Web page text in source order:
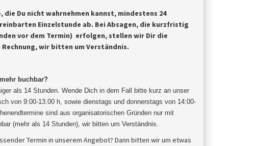
die Du nicht wahrnehmen kannst, mindestens 24
Einzelstunde ab. Bei Absagen, die kurzfristig
vor dem Termin) erfolgen, stellen wir Dir die
Rechnung, wir bitten um Verständnis.
buchbar?
als 14 Stunden. Wende Dich in dem Fall bitte kurz an unser
von 9:00-13.00 h, sowie dienstags und donnerstags von 14:00-
sind aus organisatorischen Gründen nur mit
(mehr als 14 Stunden), wir bitten um Verständnis.
Termin in unserem Angebot? Dann bitten wir um etwas